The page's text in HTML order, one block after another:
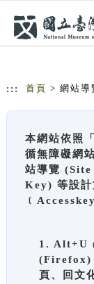
::: 首頁 > 網站導
本網站依照
循無障礙網
站導覽
Key) 等設計
1. Alt+U
(Firefox)
頁、回文